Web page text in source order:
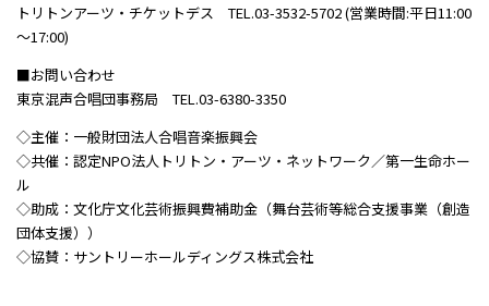
トリトンアーツ・チケットデス TEL.03-3532-5702 (営業時間:平日11:00
～17:00)
■お問い合わせ
東京混声合唱団事務局 TEL.03-6380-3350
◇主催：一般財団法人合唱音楽振興会
◇共催：認定NPO法人トリトン・アーツ・ネットワーク／第一生命ホー
ル
◇助成：文化庁文化芸術振興費補助金（舞台芸術等総合支援事業（創造
団体支援））
◇協賛：サントリーホールディングス株式会社